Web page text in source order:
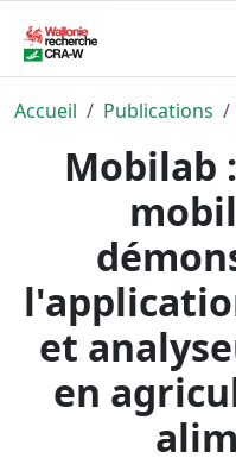
Accueil Publications
Mobilab
et
en